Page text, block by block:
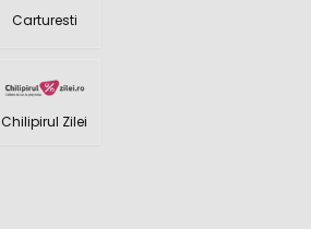
Carturesti
Chilipirul Zilei